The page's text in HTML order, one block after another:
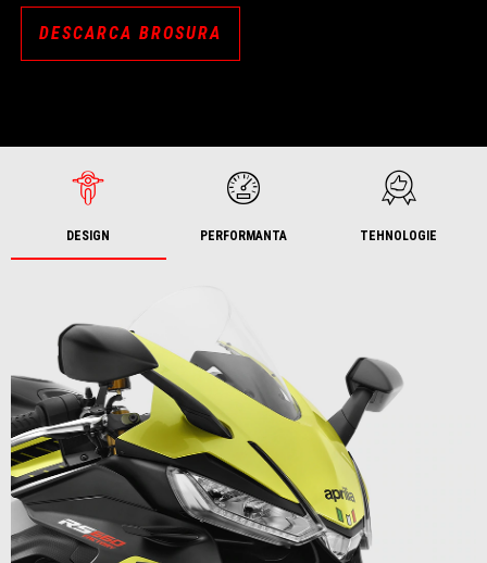
DESCARCA BROSURA
DESIGN PERFORMANTA TEHNOLOGIE